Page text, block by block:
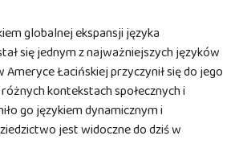
globalnej ekspansji języka
się jednym z najważniejszych języków
Łacińskiej przyczynił się do jego
kontekstach społecznych i
go językiem dynamicznym i
jest widoczne do dziś w